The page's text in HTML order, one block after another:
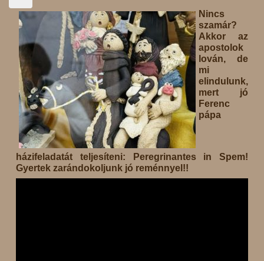
Nincs
szamár?
Akkor az
apostolok
lován, de
mi
elindulunk,
mert jó
Ferenc
pápa
házifeladatát teljesíteni: Peregrinantes in Spem!
Gyertek zarándokoljunk jó reménnyel!!